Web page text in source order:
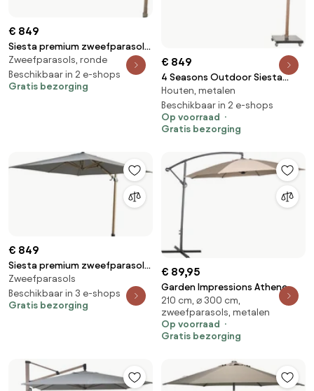
€ 849
Siesta premium zweefparasol
350 cmØ houtlook frame sand
4 Seasons Outdoor
Zweefparasols, ronde
Beschikbaar in 2 e-shops
Gratis bezorging
€ 849
4 Seasons Outdoor Siesta
PREMIUM Ø 350 cm parasol
zand, wood look frame Parasol
beige weerbestendig
Houten, metalen
Beschikbaar in 2 e-shops
Op voorraad
Gratis bezorging
€ 849
Siesta premium zweefparasol
300x300 cm houtlook charcoal
4 Seasons Outdoor
Zweefparasols
Beschikbaar in 3 e-shops
Gratis bezorging
€ 89,95
Garden Impressions Athene
zweefparasol Ø300 cm –
taupe doek / carbon black
frame
210 cm, ⌀ 300 cm,
zweefparasols, metalen
Op voorraad
Gratis bezorging